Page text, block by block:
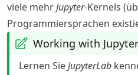
viele mehrJupyter-Kernels
Programmiersprachen
Working with Jupyter
Lernen SieJupyterLab